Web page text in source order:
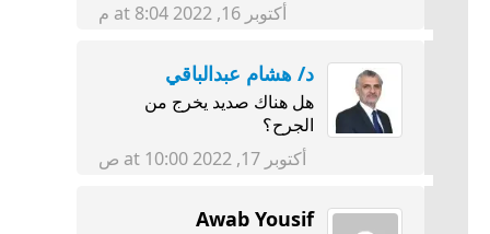
أكتوبر 16, 2022 at 8:04 م
د/ هشام عبدالباقي
هل هناك صديد يخرج من
الجرح؟
أكتوبر 17, 2022 at 10:00 ص
Awab Yousif